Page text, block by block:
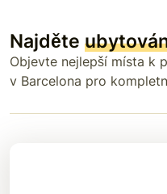
Najděte
Objevte nejlepší místa
v Barcelona pro